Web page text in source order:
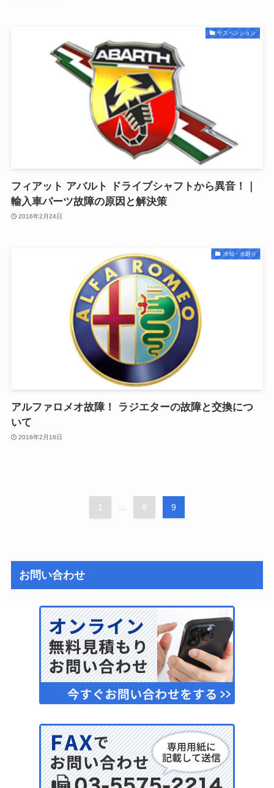
サスペンション
フィアット アバルト ドライブシャフトから異音！｜
輸入車パーツ故障の原因と解決策
2016年2月24日
冷却・水廻り
アルファロメオ故障！ ラジエターの故障と交換につ
いて
2016年2月18日
1 8 9
お問い合わせ